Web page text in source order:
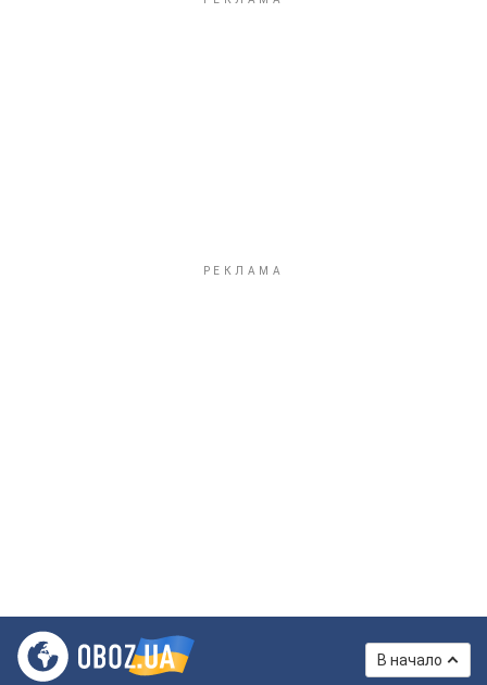
В начало